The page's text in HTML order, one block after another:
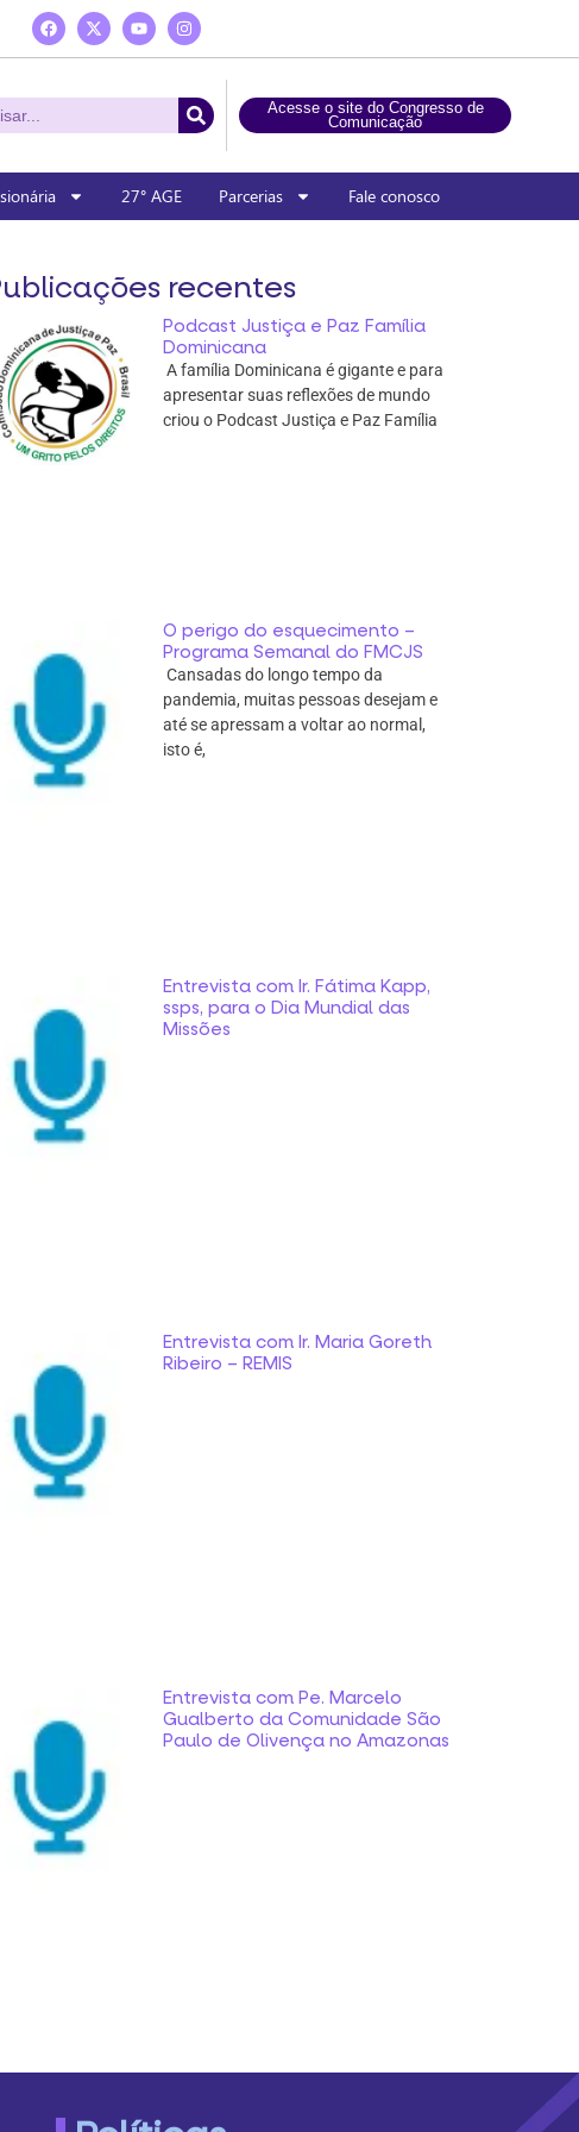
Acesse o site do Congresso de
Comunicação
27° AGE Parcerias Fale conosco
recentes
Podcast Justiça e Paz Família
Dominicana
A família Dominicana é gigante e para
apresentar suas reflexões de mundo
criou o Podcast Justiça e Paz Família
O perigo do esquecimento –
Programa Semanal do FMCJS
Cansadas do longo tempo da
pandemia, muitas pessoas desejam e
até se apressam a voltar ao normal,
isto é,
Entrevista com Ir. Fátima Kapp,
ssps, para o Dia Mundial das
Missões
Entrevista com Ir. Maria Goreth
Ribeiro – REMIS
Entrevista com Pe. Marcelo
Gualberto da Comunidade São
Paulo de Olivença no Amazonas